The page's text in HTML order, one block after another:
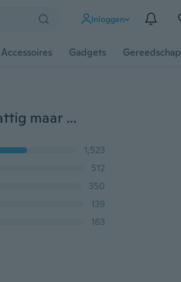
Inloggen
Gadgets Gereedschap
Vrouwen korte mouw wit zwart Tshirt Letter Print schattig maar psycho shirt
1,523
512
350
139
163